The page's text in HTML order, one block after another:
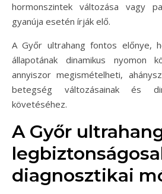
hormonszintek változása vagy
gyanúja esetén írják elő.
A Győr ultrahang fontos előnye,
állapotának dinamikus nyomon
annyiszor megismételheti,
betegség változásainak és
követéséhez.
A Győr
diagnosztikai